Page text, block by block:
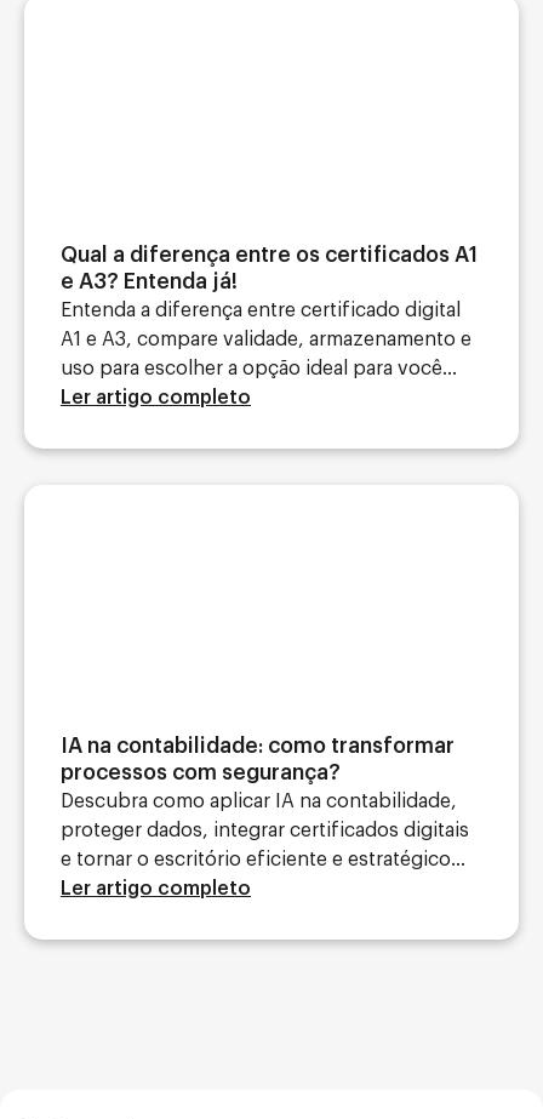
Qual a diferença entre os certificados A1
e A3? Entenda já!
Entenda a diferença entre certificado digital
A1 e A3, compare validade, armazenamento e
uso para escolher a opção ideal para você...
Ler artigo completo
IA na contabilidade: como transformar
processos com segurança?
Descubra como aplicar IA na contabilidade,
proteger dados, integrar certificados digitais
e tornar o escritório eficiente e estratégico...
Ler artigo completo